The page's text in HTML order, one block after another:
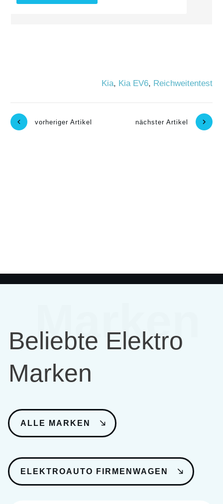
Kia, Kia EV6, Reichweitentest
vorheriger Artikel nächster Artikel
Marken
Beliebte Elektro
Marken
ALLE MARKEN
ELEKTROAUTO FIRMENWAGEN